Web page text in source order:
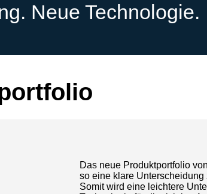
Neue Technologie.
Das neue Produktportfolio
so eine klare
Somit wird eine leichtere